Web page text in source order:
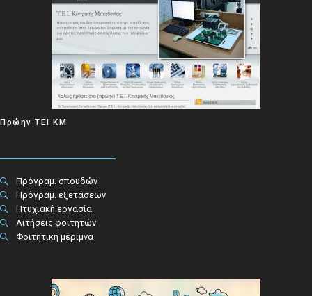
Πρώην ΤΕΙ ΚΜ
Πρόγραμ. σπουδών
Πρόγραμ. εξετάσεων
Πτυχιακή εργασία
Αιτήσεις φοιτητών
Φοιτητική μέριμνα